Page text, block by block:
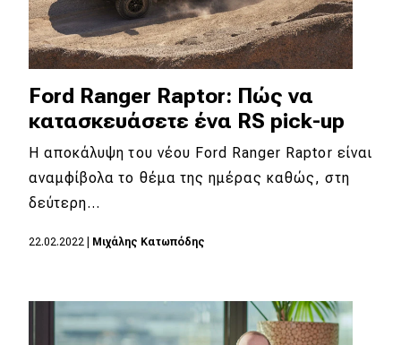
Ford Ranger Raptor: Πώς να
κατασκευάσετε ένα RS pick-up
Η αποκάλυψη του νέου Ford Ranger Raptor είναι
αναμφίβολα το θέμα της ημέρας καθώς, στη
δεύτερη…
22.02.2022 Μιχάλης Κατωπόδης